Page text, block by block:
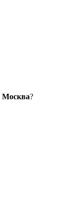
Москва?